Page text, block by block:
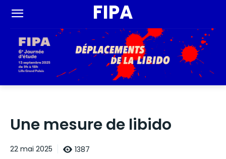
FIPA
Une mesure de libido
22 mai 2025 1387